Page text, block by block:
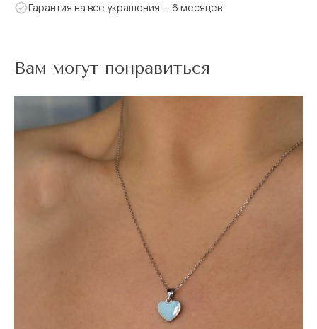
Гарантия на все украшения — 6 месяцев
Вам могут понравиться